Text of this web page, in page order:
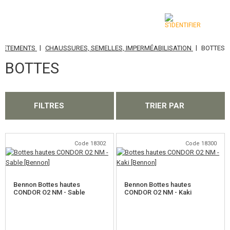
CATÉGORIES
AIRSOFT GUNS
LANCE-GRENADES, GRENADES
BATTERIES, CHARGEURS
CHARGEURS, BB LOADER
| CHAUSSURES, SEMELLES, IMPERMÉABILISATION | BOTTES
BOTTES
FILTRES TRIER PAR
Code 18302
Bennon Bottes hautes
CONDOR O2 NM - Sable
Code 18300
Bennon Bottes hautes
CONDOR O2 NM - Kaki